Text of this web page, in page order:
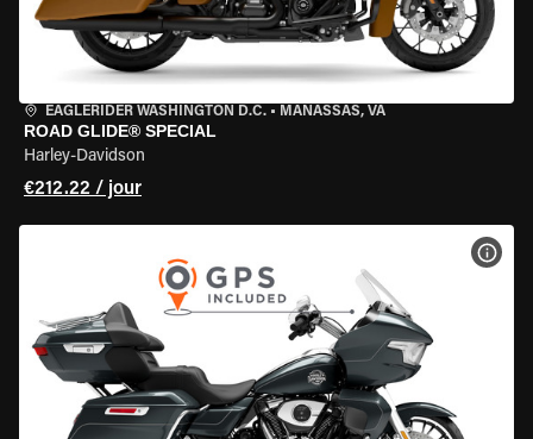
EAGLERIDER WASHINGTON D.C. • MANASSAS, VA
ROAD GLIDE® SPECIAL
Harley-Davidson
€212.22 / jour